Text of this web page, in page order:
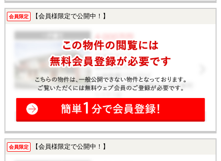
会員限定 【会員様限定で公開中！】
会員限定 【会員様限定で公開中！】